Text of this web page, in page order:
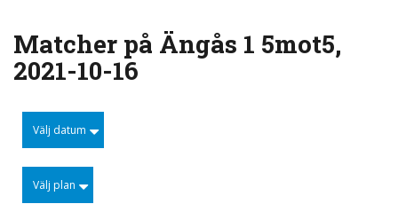
Matcher på Ängås 1 5mot5,
2021-10-16
Välj datum
Välj plan